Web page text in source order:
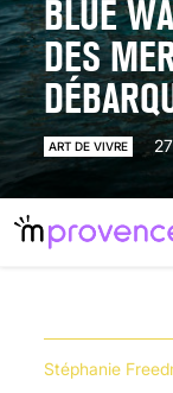
BLUE
DES
ART DE VIVRE
Stéphanie